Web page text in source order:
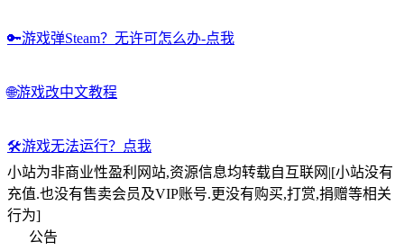
🔑游戏弹Steam？无许可怎么办-点我
🌐游戏改中文教程
🛠️游戏无法运行？点我
小站为非商业性盈利网站,资源信息均转载自互联网|[小站没有
充值.也没有售卖会员及VIP账号.更没有购买,打赏,捐赠等相关
行为]
公告